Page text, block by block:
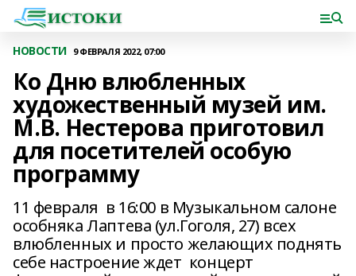
НОВОСТИ 9 ФЕВРАЛЯ 2022, 07:00
Ко Дню влюбленных
художественный музей им.
М.В. Нестерова приготовил
для посетителей особую
программу
11 февраля в 16:00 в Музыкальном салоне
особняка Лаптева (ул.Гоголя, 27) всех
влюбленных и просто желающих поднять
себе настроение ждет концерт